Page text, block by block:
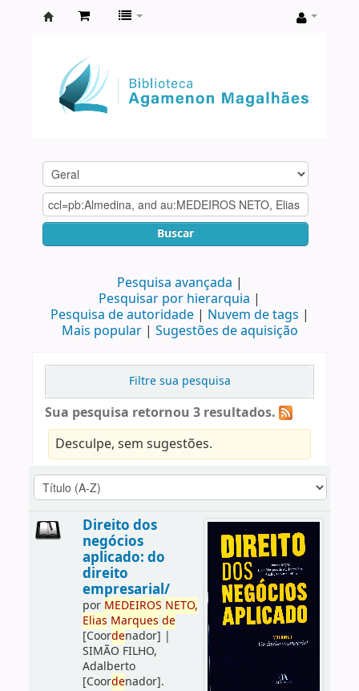
Agamenon
Magalhães
Buscar
Pesquisa avançada
Pesquisar por hierarquia
Pesquisa de autoridade
Nuvem de tags
Mais popular
Sugestões de aquisição
Filtre sua pesquisa
Sua pesquisa retornou 3 resultados.
Desculpe, sem sugestões.
Direito dos
negócios
aplicado: do
direito
empresarial/
por MEDEIROS NETO,
Elias Marques de
[Coordenador] |
SIMÃO FILHO,
Adalberto
[Coordenador].